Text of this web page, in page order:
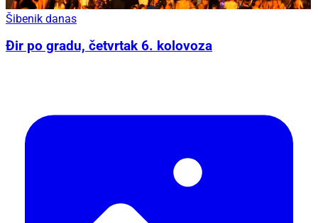
Šibenik danas
Đir po gradu, četvrtak 6. kolovoza